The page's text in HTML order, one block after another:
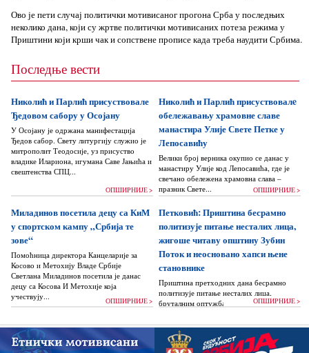
Ово је пети случај политички мотивисаног прогона Срба у последњих
неколико дана, који су жртве политички мотивисаних потеза режима у
Приштини који крши чак и сопствене прописе када треба наудити Србима.
Последње вести
Николић и Парлић присуствовале
Ђедовом сабору у Осојану
У Осојану је одржана манифестација
Ђедов сабор. Свету литургију служио је
митрополит Теодосије, уз присуство
владике Илариона, игумана Саве Јањића и
свештенства СПЦ...
ОПШИРНИЈЕ >
Николић и Парлић присуствовалe
обележавању храмовне славе
манастира Улије Свете Петке у
Лепосавићу
Велики број верника окупио се данас у
манастиру Улије код Лепосавића, где је
свечано обележена храмовна слава –
празник Свете...
ОПШИРНИЈЕ >
Миладинов посетила децу са КиМ
у спортском кампу „Србија те
зове“
Помоћница директора Канцеларије за
Косово и Метохију Владе Србије
Светлана Миладинов посетила је данас
децу са Косова И Метохије која
учествују...
ОПШИРНИЈЕ >
Петковић: Приштина бесрамно
политизује питање несталих лица,
жигоше читаву општину Зубин
Поток и неосновано хапси њене
становнике
Приштина претходних дана бесрамно
политизује питање несталих лица,
бруталним оптужбама на рачун Београда
жигоше...
ОПШИРНИЈЕ >